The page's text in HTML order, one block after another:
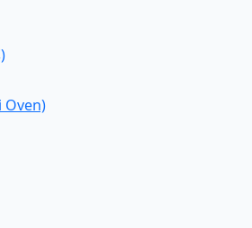
Oven)